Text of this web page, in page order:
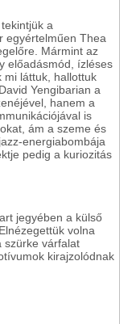
a
egyértelműen Thea
Mármint az
előadásmód, ízléses
mi láttuk, hallottuk
Yengibarian a
hanem a
is
ám a szeme és
energiabombája
pedig a kuriozitás
jegyében a külső
volna
szürke várfalat
kirajzolódnak